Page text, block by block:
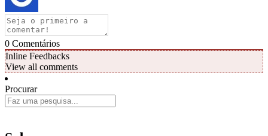
0 Comentários
Inline Feedbacks
View all comments
Procurar